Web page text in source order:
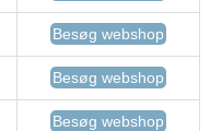
Besøg webshop
Besøg webshop
Besøg webshop